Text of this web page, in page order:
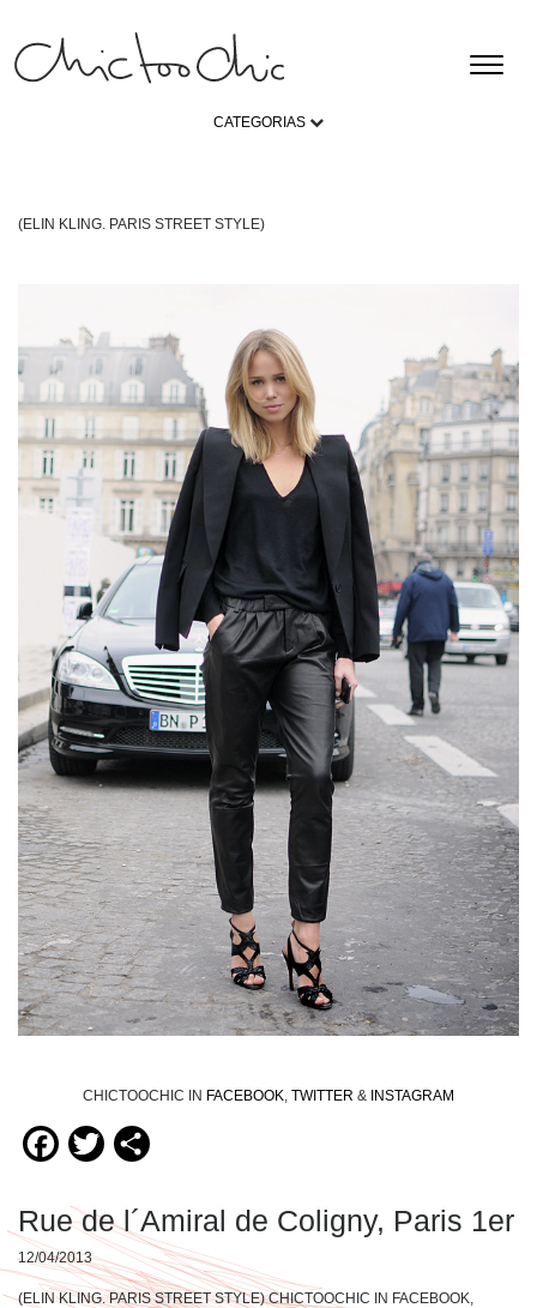
CATEGORIAS
(ELIN KLING. PARIS STREET STYLE)
CHICTOOCHIC IN FACEBOOK, TWITTER & INSTAGRAM
Facebook
Twitter
Rue de l´Amiral de Coligny, Paris 1er
12/04/2013
(ELIN KLING. PARIS STREET STYLE) CHICTOOCHIC IN FACEBOOK,